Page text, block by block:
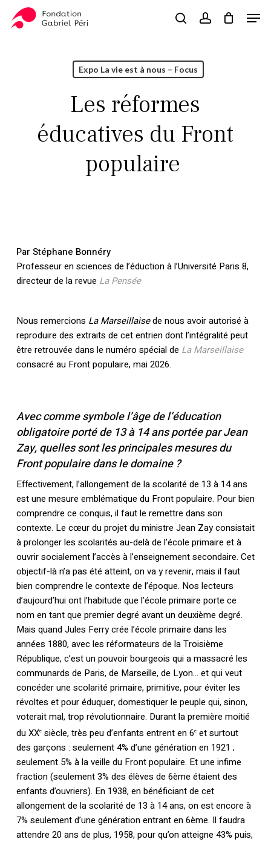
searchaccount
Panier Close
Expo La vie est à nous – Focus
Les réformes
éducatives du Front
populaire
Par Stéphane Bonnéry
Professeur en sciences de l’éduction à l’Université Paris 8,
directeur de la revue La Pensée
Nous remercions La Marseillaisede nous avoir autorisé à
reproduire des extraits de cet entrien dont l’intégralité peut
être retrouvée dans le numéro spécial de La Marseillaise
consacré au Front populaire, mai 2026.
Avec comme symbole l’âge de l’éducation
obligatoire porté de 13 à 14 ans portée par Jean
Zay, quelles sont les principales mesures du
Front populaire dans le domaine ?
Effectivement, l’allongement de la scolarité de 13 à 14 ans
est une mesure emblématique du Front populaire. Pour bien
comprendre ce conquis, il faut le remettre dans son
contexte. Le cœur du projet du ministre Jean Zay consistait
à prolonger les scolarités au-delà de l’école primaire et à
ouvrir socialement l’accès à l’enseignement secondaire. Cet
objectif-là n’a pas été atteint, on va y revenir, mais il faut
bien comprendre le contexte de l’époque. Nos lecteurs
d’aujourd’hui ont l’habitude que l’école primaire porte ce
nom en tant que premier degré avant un deuxième degré.
Mais quand Jules Ferry crée l’école primaire dans les
années 1880, avec les réformateurs de la Troisième
République, c’est un pouvoir bourgeois qui a massacré les
communards de Paris, de Marseille, de Lyon… et qui veut
concéder une scolarité primaire, primitive, pour éviter les
révoltes et pour éduquer, domestiquer le peuple qui, sinon,
voterait mal, trop révolutionnaire. Durant la première moitié
du XXesiècle, très peu d’enfants entrent en 6eet surtout
des garçons : seulement 4% d’une génération en 1921 ;
seulement 5% à la veille du Front populaire. Et une infime
fraction (seulement 3% des élèves de 6ème étaient des
enfants d’ouvriers). En 1938, en bénéficiant de cet
allongement de la scolarité de 13 à 14 ans, on est encore à
7% seulement d’une génération entrant en 6ème. Il faudra
attendre 20 ans de plus, 1958, pour qu’on atteigne 43% puis,